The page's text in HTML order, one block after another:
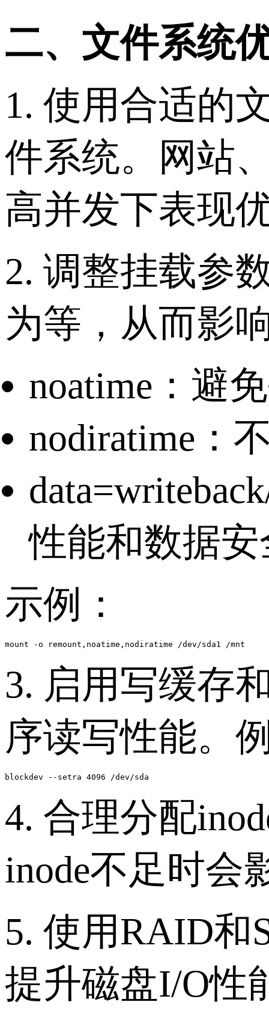
二、文件系统
1. 使用合适的
件系统。网站
高并发下表现
2. 调整挂载参
为等，从而影
noatime：避
nodiratime：
性能和数据
示例：
3. 启用写缓存
序读写性能。
4. 合理分配
inode不足时会
5. 使用RAID和
提升磁盘I/O性